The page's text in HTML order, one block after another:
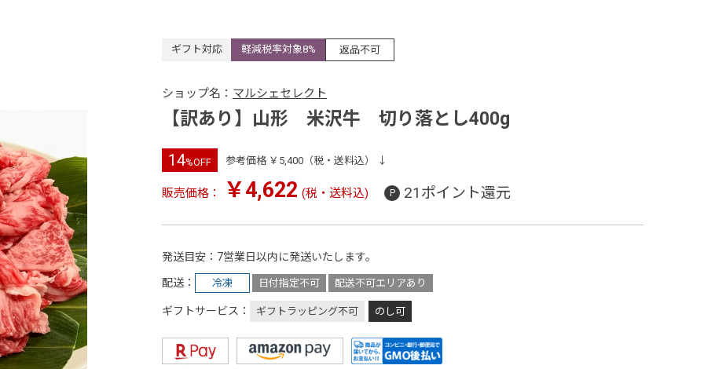
ギフト対応 軽減税率対象8% 返品不可
ショップ名： マルシェセレクト
【訳あり】山形 米沢牛 切り落とし400g
14%OFF 参考価格 ￥5,400（税・送料込） ↓
販売価格： ￥4,622 (税・送料込) 21ポイント還元
発送目安 7営業日以内に発送いたします。
配送 冷凍 日付指定不可 配送不可エリアあり
ギフトサービス ギフトラッピング不可 のし可